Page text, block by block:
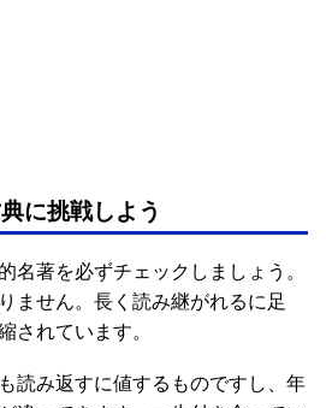
に挑戦しよう
名著を必ずチェックしましょう。
ません。長く読み継がれるに足
されています。
読み返すに値するものですし、年